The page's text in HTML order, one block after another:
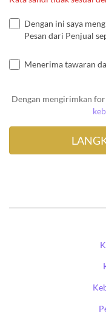
Dengan ini saya
Pesan dari Penjual
Menerima tawaran
Dengan mengirimkan